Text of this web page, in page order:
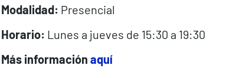
Modalidad: Presencial
Horario: Lunes a jueves de 15:30 a 19:30
Más información aquí